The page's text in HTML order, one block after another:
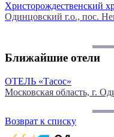
Христорождественский
Одинцовский г.о., пос.
Ближайшие отели
ОТЕЛЬ «Тасос»
Московская область, г.
Возврат к списку